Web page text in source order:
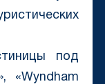
под
«Wyndham